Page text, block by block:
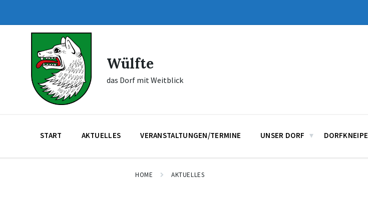
navigation
Wülfte
das Dorf mit Weitblick
START AKTUELLES VERANSTALTUNGEN/TERMINE UNSER DORF DORFKNEIPE
HOME AKTUELLES